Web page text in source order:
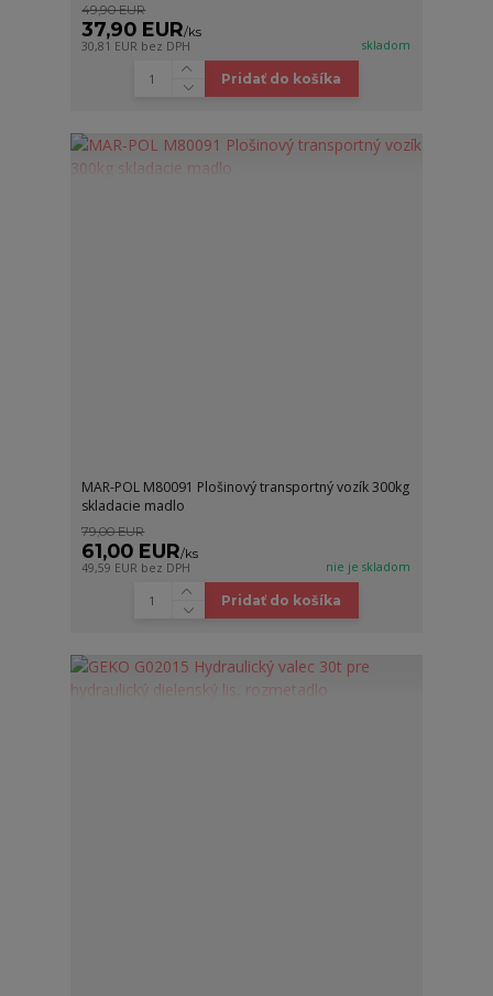
49,90 EUR
37,90 EUR/ks
30,81 EUR bez DPH skladom
Pridať do košíka
MAR-POL M80091 Plošinový transportný vozík 300kg
skladacie madlo
79,00 EUR
61,00 EUR/ks
49,59 EUR bez DPH nie je skladom
Pridať do košíka